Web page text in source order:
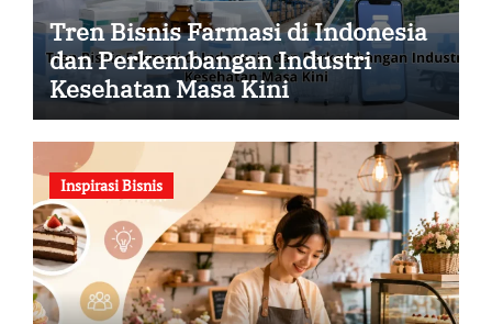
Tren Bisnis Farmasi di Indonesia
dan Perkembangan Industri
Kesehatan Masa Kini
Inspirasi Bisnis